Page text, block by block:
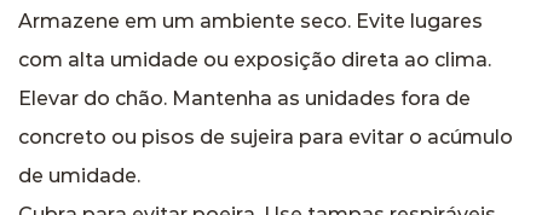
Armazene em um ambiente seco. Evite lugares
com alta umidade ou exposição direta ao clima.
Elevar do chão. Mantenha as unidades fora de
concreto ou pisos de sujeira para evitar o acúmulo
de umidade.